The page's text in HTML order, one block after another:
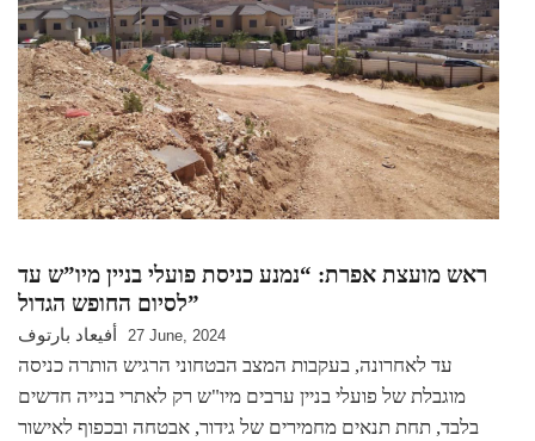
ראש מועצת אפרת: “נמנע כניסת פועלי בניין מיו”ש עד
לסיום החופש הגדול”
أفيعاد بارتوف 27 June, 2024
עד לאחרונה, בעקבות המצב הבטחוני הרגיש הותרה כניסה
מוגבלת של פועלי בניין ערבים מיו"ש רק לאתרי בנייה חדשים
בלבד, תחת תנאים מחמירים של גידור, אבטחה ובכפוף לאישור